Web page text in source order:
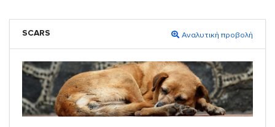
SCARS Αναλυτική προβολή